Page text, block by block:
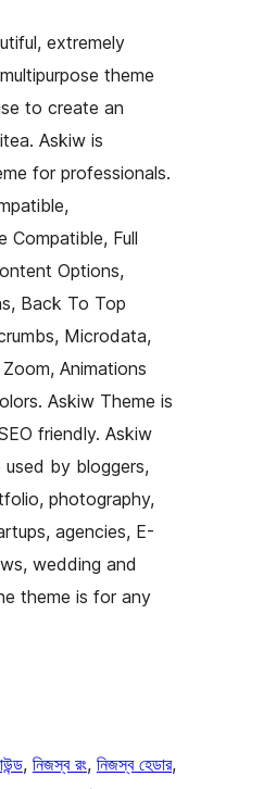
extremely
theme
to create an
Askiw is
for professionals.
Compatible, Full
Options,
Back To Top
Microdata,
Animations
Askiw Theme is
friendly. Askiw
used by bloggers,
photography,
agencies, E-
wedding and
theme is for any
, নিজস্ব রং, নিজস্ব হেডার